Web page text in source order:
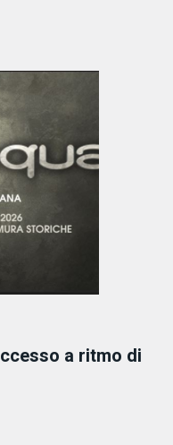
a ritmo di